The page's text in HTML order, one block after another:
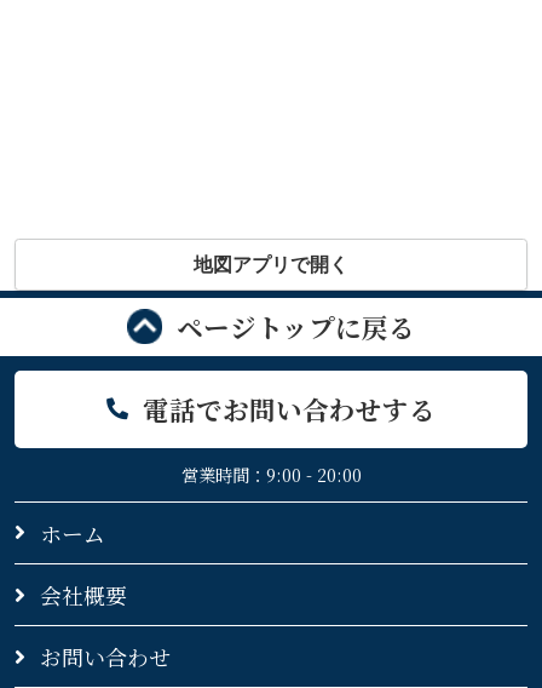
地図アプリで開く
ページトップに戻る
電話でお問い合わせする
営業時間：9:00 - 20:00
ホーム
会社概要
お問い合わせ